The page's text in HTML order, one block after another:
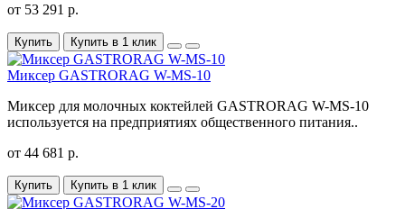
от 53 291 р.
Купить Купить в 1 клик
Миксер GASTRORAG W-MS-10
Миксер для молочных коктейлей GASTRORAG W-MS-10
используется на предприятиях общественного питания..
от 44 681 р.
Купить Купить в 1 клик